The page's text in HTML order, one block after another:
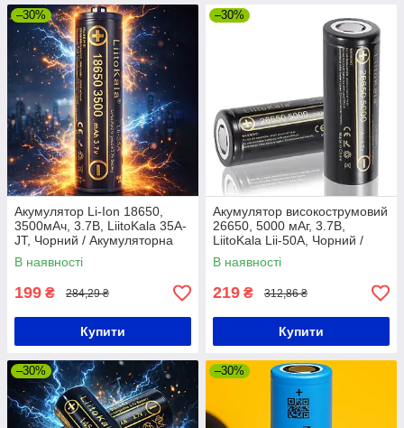
–30%
Акумулятор Li-Ion 18650,
3500мАч, 3.7В, LiitoKala 35A-
JT, Чорний / Акумуляторна
батарейка / Літієвий
акумулятор 18650
В наявності
199 ₴ 284,29 ₴
Купити
–30%
Акумулятор високострумовий
26650, 5000 мАг, 3.7В,
LiitoKala Lii-50A, Чорний /
Акумуляторна батарея /
Акумулятор літієвий
В наявності
219 ₴ 312,86 ₴
Купити
–30% –30%